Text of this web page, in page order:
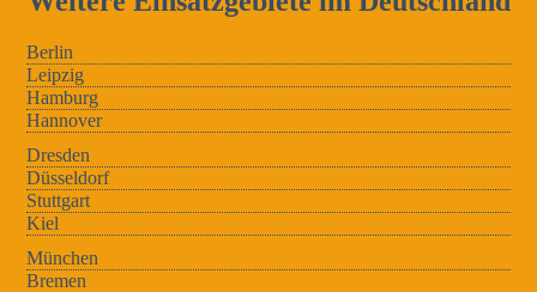
Berlin
Leipzig
Hamburg
Hannover
Dresden
Düsseldorf
Stuttgart
Kiel
München
Bremen